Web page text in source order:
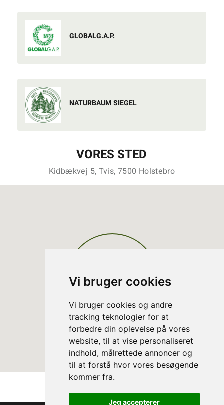
Vi bruger cookies
Vi bruger cookies og andre
tracking teknologier for at
forbedre din oplevelse på vores
website, til at vise personaliseret
indhold, målrettede annoncer og
til at forstå hvor vores besøgende
kommer fra.
Jeg accepterer
GLOBALG.A.P.
NATURBAUM SIEGEL
VORES STED
Kidbækvej 5, Tvis, 7500 Holstebro